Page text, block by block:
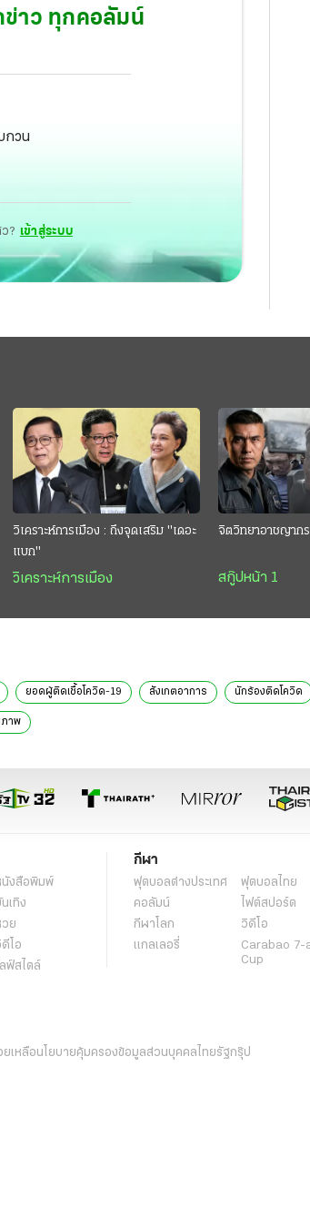
ข่าว ทุกคอลัมน์
กวน
? เข้าสู่ระบบ
วิเคราะห์การเมือง : ถึงจุดเสริม "เดอะ
แบก"
วิเคราะห์การเมือง
จิตวิทยาอาชญาก
สกู๊ปหน้า 1
ยอดผู้ติดเชื้อโควิด-19 สังเกตอาการ นักร้องติดโควิด
ภาพ
นังสือพิมพ์
เทิง
วย
โอ
ลฟ์สไตล์
กีฬา
ฟุตบอลต่่างประเทศ
ฟุตบอลไทย
คอลัมน์
ไฟต์สปอร์ต
กีฬาโลก
วิดีโอ
แกลเลอรี่
Carabao 7-
Cup
เหลือนโยบายคุ้มครองข้อมูลส่วนบุคคลไทยรัฐกรุ๊ป